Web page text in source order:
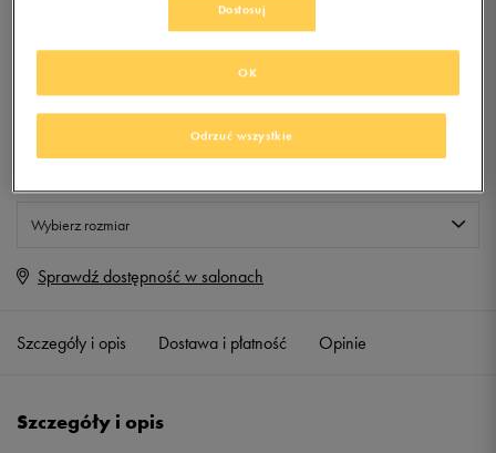
Produkt niedostępny
Wybierz rozmiar
ONE SIZE Powiadom o dostępności
Sprawdź dostępność w salonach
Szczegóły i opis Dostawa i płatność Opinie
Szczegóły i opis
Dostosuj
Odrzuć wszystkie
OK